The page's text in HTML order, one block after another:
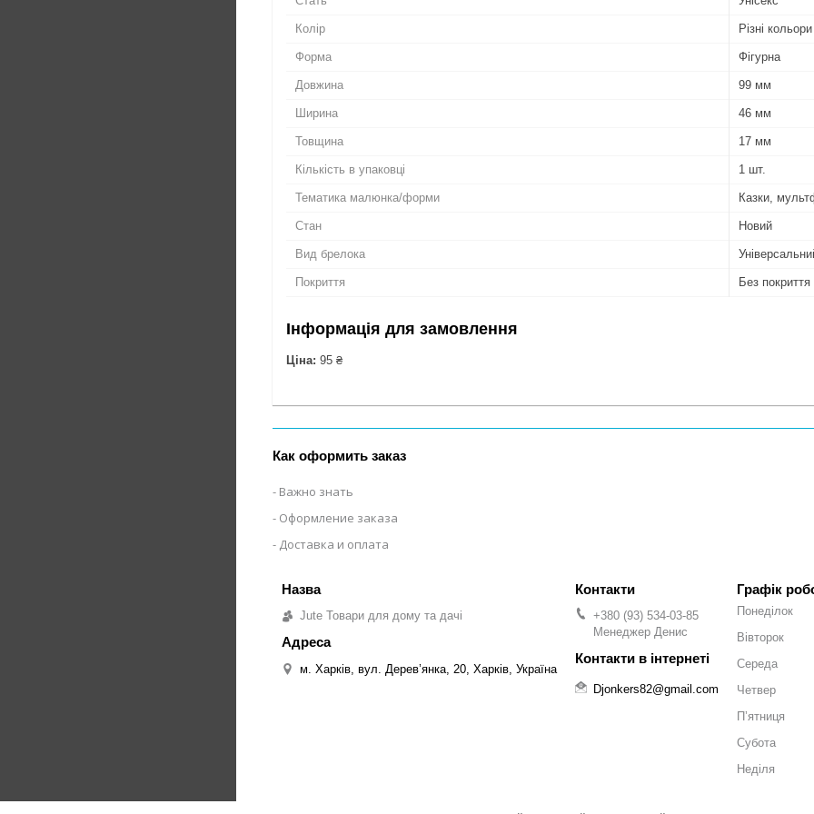
Колір Різні кольори
Форма Фігурна
Довжина 99 мм
Ширина 46 мм
Товщина 17 мм
Кількість в упаковці 1 шт.
Тематика малюнка/форми Казки,
Стан Новий
Вид брелока
Покриття Без покриття
Інформація для замовлення
Ціна: 95 ₴
Как оформить заказ
Важно знать
Оформление заказа
Доставка и оплата
Jute Товари для дому та дачі
м. Харків, вул. Дерев’янка, 20, Харків, Україна
+380 (93) 534-03-85
Менеджер Денис
Djonkers82@gmail.com
Графік
Понеділок
Вівторок
Середа
Четвер
Пʼятниця
Субота
Неділя